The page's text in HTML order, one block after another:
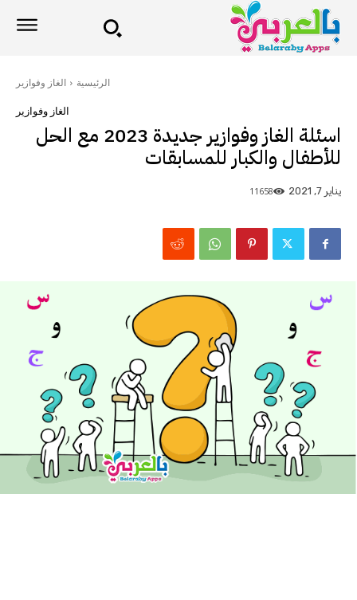
الرئيسية الغاز وفوازير
الغاز وفوازير
اسئلة الغاز وفوازير جديدة 2023 مع الحل
للأطفال والكبار للمسابقات
يناير 7, 2021 11658